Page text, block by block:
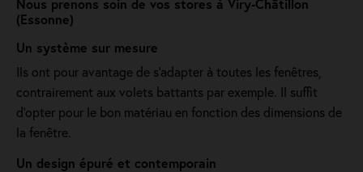
Nous prenons soin de vos stores à Viry-Châtillon
(Essonne)
Un système sur mesure
Ils ont pour avantage de s’adapter à toutes les fenêtres,
contrairement aux volets battants par exemple. Il suffit
d’opter pour le bon matériau en fonction des dimensions de
la fenêtre.
Un design épuré et contemporain